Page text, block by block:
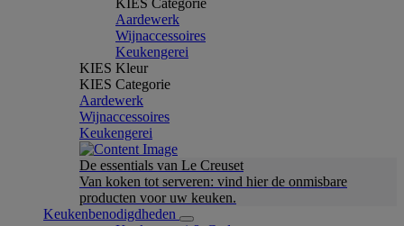
KIES Categorie
Aardewerk
Wijnaccessoires
Keukengerei
KIES Kleur
KIES Categorie
Aardewerk
Wijnaccessoires
Keukengerei
De essentials van Le Creuset
Van koken tot serveren: vind hier de onmisbare
producten voor uw keuken.
Keukenbenodigdheden